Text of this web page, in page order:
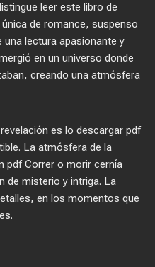
leer este libro de
de romance, suspenso
lectura apasionante y
en un universo donde
creando una atmósfera
es lo descargar pdf
La atmósfera de la
pdf Correr o morir cernía
de misterio y intriga. La
en los momentos que